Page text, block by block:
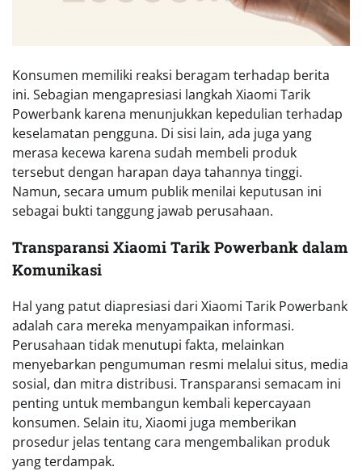
Konsumen memiliki reaksi beragam terhadap berita
ini. Sebagian mengapresiasi langkah Xiaomi Tarik
Powerbank karena menunjukkan kepedulian terhadap
keselamatan pengguna. Di sisi lain, ada juga yang
merasa kecewa karena sudah membeli produk
tersebut dengan harapan daya tahannya tinggi.
Namun, secara umum publik menilai keputusan ini
sebagai bukti tanggung jawab perusahaan.
Transparansi Xiaomi Tarik Powerbank dalam
Komunikasi
Hal yang patut diapresiasi dari Xiaomi Tarik Powerbank
adalah cara mereka menyampaikan informasi.
Perusahaan tidak menutupi fakta, melainkan
menyebarkan pengumuman resmi melalui situs, media
sosial, dan mitra distribusi. Transparansi semacam ini
penting untuk membangun kembali kepercayaan
konsumen. Selain itu, Xiaomi juga memberikan
prosedur jelas tentang cara mengembalikan produk
yang terdampak.